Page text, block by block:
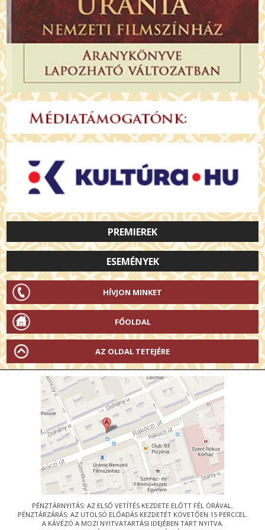
PREMIEREK
ESEMÉNYEK
HÍVJON MINKET
FŐOLDAL
AZ OLDAL TETEJÉRE
PÉNZTÁRNYITÁS: AZ ELSŐ VETÍTÉS KEZDETE ELŐTT FÉL ÓRÁVAL.
PÉNZTÁRZÁRÁS: AZ UTOLSÓ ELŐADÁS KEZDETÉT KÖVETŐEN 15 PERCCEL.
A KÁVÉZÓ A MOZI NYITVATARTÁSI IDEJÉBEN TART NYITVA.